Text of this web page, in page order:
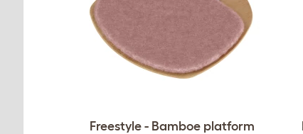
Freestyle - Bamboe platform